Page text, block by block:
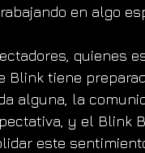
en algo
quienes
Blink tiene
alguna, la
y el Blink
este